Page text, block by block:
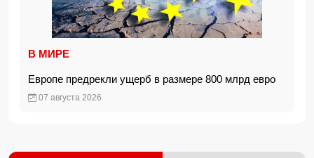
В МИРЕ
Европе предрекли ущерб в размере 800 млрд евро
07 августа 2026